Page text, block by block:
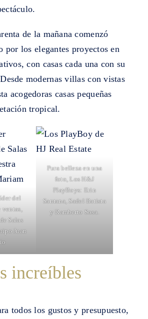
de la mañana comenzó
por los elegantes proyectos en
con casas cada una con su
modernas villas con vistas
acogedoras casas pequeñas
tropical.
del
ventas,
Salas
Juan
Pura belleza en una
foto, Los H&J
PlayBoys: Erin
Santana, Sadel Batista
y Ramberto Sosa.
increíbles
todos los gustos y presupuesto,